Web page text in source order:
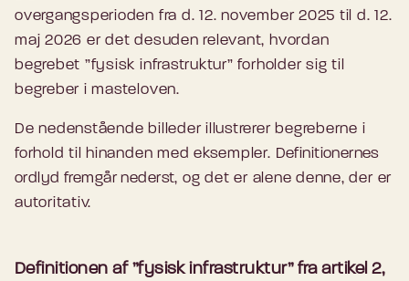
overgangsperioden fra d. 12. november 2025 til d. 12.
maj 2026 er det desuden relevant, hvordan
begrebet ”fysisk infrastruktur” forholder sig til
begreber i masteloven.
De nedenstående billeder illustrerer begreberne i
forhold til hinanden med eksempler. Definitionernes
ordlyd fremgår nederst, og det er alene denne, der er
autoritativ.
Definitionen af ”fysisk infrastruktur” fra artikel 2,